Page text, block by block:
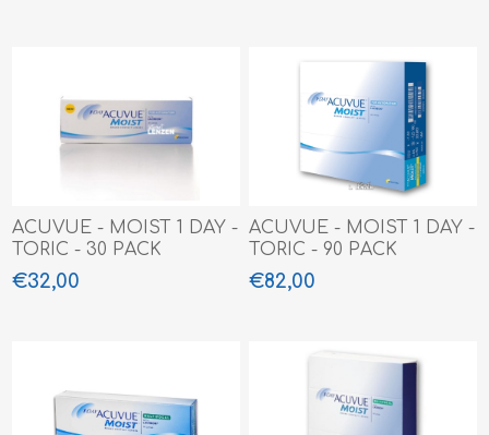
ACUVUE - MOIST 1 DAY -
TORIC - 30 PACK
€32,00
ACUVUE - MOIST 1 DAY -
TORIC - 90 PACK
€82,00